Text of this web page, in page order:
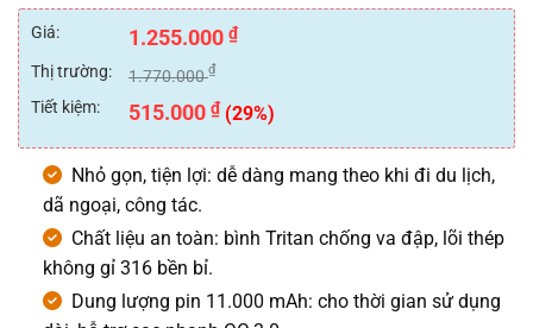
Được
xếp
hạng
0
5
sao
Giá: 1.255.000 ₫
Thị trường:
1.770.000₫
Tiết kiệm: 515.000 ₫ (29%)
Nhỏ gọn, tiện lợi: dễ dàng mang theo khi đi du lịch,
dã ngoại, công tác.
Chất liệu an toàn: bình Tritan chống va đập, lõi thép
không gỉ 316 bền bỉ.
Dung lượng pin 11.000 mAh: cho thời gian sử dụng